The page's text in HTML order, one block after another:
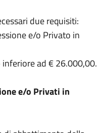
due requisiti:
e/o Privato in
inferiore ad € 26.000,00.
e/o Privati in